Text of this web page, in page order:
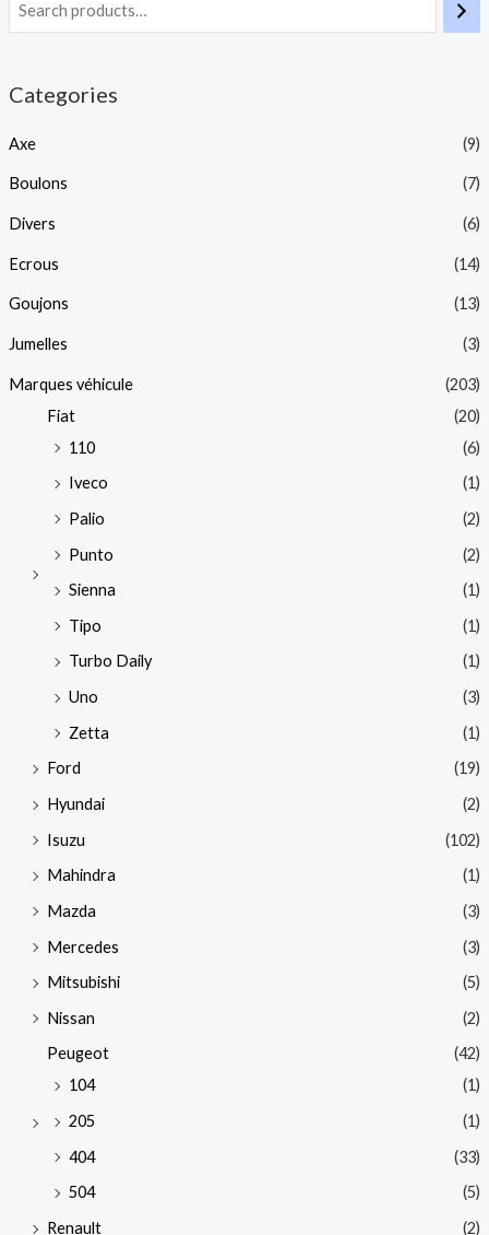
Categories
Axe (9)
Boulons (7)
Divers (6)
Ecrous (14)
Goujons (13)
Jumelles (3)
Marques véhicule
(203)
Fiat
(20)
110
(6)
Iveco
(1)
Palio
(2)
Punto
(2)
Sienna
(1)
Tipo
(1)
Turbo Daily
(1)
Uno
(3)
Zetta
(1)
Ford
(19)
Hyundai
(2)
Isuzu
(102)
Mahindra
(1)
Mazda
(3)
Mercedes
(3)
Mitsubishi
(5)
Nissan
(2)
Peugeot
(42)
104
(1)
205
(1)
404
(33)
504
(5)
Renault
(2)